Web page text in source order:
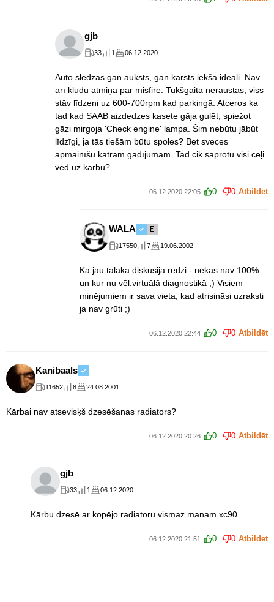
gjb
33 1 06.12.2020
Auto slēdzas gan auksts, gan karsts iekšā ideāli. Nav
arī kļūdu atmiņā par misfire. Tukšgaitā neraustas, viss
stāv līdzeni uz 600-700rpm kad parkingā. Atceros ka
tad kad SAAB aizdedzes kasete gāja gulēt, spiežot
gāzi mirgoja 'Check engine' lampa. Šim nebūtu jābūt
līdzīgi, ja tās tiešām būtu spoles? Bet sveces
apmainīšu katram gadījumam. Tad cik saprotu visi ceļi
ved uz kārbu?
06.12.2020 22:05 0 0 Atbildēt
WALA
17550 7 19.06.2002
Kā jau tālāka diskusijā redzi - nekas nav 100%
un kur nu vēl.virtuālā diagnostikā ;) Visiem
minējumiem ir sava vieta, kad atrisināsi uzraksti
ja nav grūti ;)
06.12.2020 22:44 0 0 Atbildēt
Kanibaals
11652 8 24.08.2001
Kārbai nav atsevisķš dzesēšanas radiators?
06.12.2020 20:26 0 0 Atbildēt
gjb
33 1 06.12.2020
Kārbu dzesē ar kopējo radiatoru vismaz manam xc90
06.12.2020 21:51 0 0 Atbildēt